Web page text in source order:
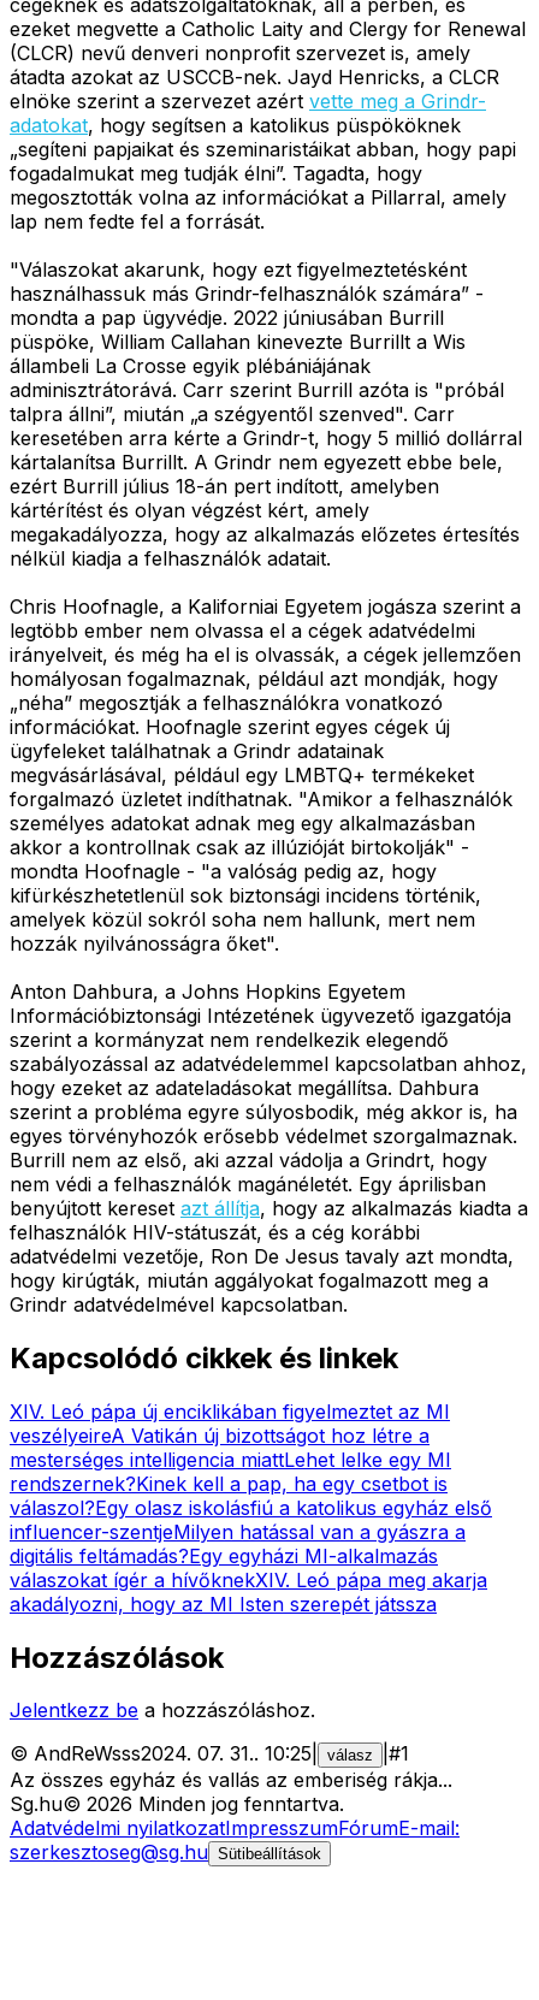
ezeket megvette a Catholic Laity and Clergy for Renewal
(CLCR) nevű denveri nonprofit szervezet is, amely
átadta azokat az USCCB-nek. Jayd Henricks, a CLCR
elnöke szerint a szervezet azért vette meg a Grindr-
adatokat, hogy segítsen a katolikus püspököknek
„segíteni papjaikat és szeminaristáikat abban, hogy papi
fogadalmukat meg tudják élni”. Tagadta, hogy
megosztották volna az információkat a Pillarral, amely
lap nem fedte fel a forrását.
"Válaszokat akarunk, hogy ezt figyelmeztetésként
használhassuk más Grindr-felhasználók számára” -
mondta a pap ügyvédje. 2022 júniusában Burrill
püspöke, William Callahan kinevezte Burrillt a Wis
állambeli La Crosse egyik plébániájának
adminisztrátorává. Carr szerint Burrill azóta is "próbál
talpra állni”, miután „a szégyentől szenved". Carr
keresetében arra kérte a Grindr-t, hogy 5 millió dollárral
kártalanítsa Burrillt. A Grindr nem egyezett ebbe bele,
ezért Burrill július 18-án pert indított, amelyben
kártérítést és olyan végzést kért, amely
megakadályozza, hogy az alkalmazás előzetes értesítés
nélkül kiadja a felhasználók adatait.
Chris Hoofnagle, a Kaliforniai Egyetem jogásza szerint a
legtöbb ember nem olvassa el a cégek adatvédelmi
irányelveit, és még ha el is olvassák, a cégek jellemzően
homályosan fogalmaznak, például azt mondják, hogy
„néha” megosztják a felhasználókra vonatkozó
információkat. Hoofnagle szerint egyes cégek új
ügyfeleket találhatnak a Grindr adatainak
megvásárlásával, például egy LMBTQ+ termékeket
forgalmazó üzletet indíthatnak. "Amikor a felhasználók
személyes adatokat adnak meg egy alkalmazásban
akkor a kontrollnak csak az illúzióját birtokolják" -
mondta Hoofnagle - "a valóság pedig az, hogy
kifürkészhetetlenül sok biztonsági incidens történik,
amelyek közül sokról soha nem hallunk, mert nem
hozzák nyilvánosságra őket".
Anton Dahbura, a Johns Hopkins Egyetem
Információbiztonsági Intézetének ügyvezető igazgatója
szerint a kormányzat nem rendelkezik elegendő
szabályozással az adatvédelemmel kapcsolatban ahhoz,
hogy ezeket az adateladásokat megállítsa. Dahbura
szerint a probléma egyre súlyosbodik, még akkor is, ha
egyes törvényhozók erősebb védelmet szorgalmaznak.
Burrill nem az első, aki azzal vádolja a Grindrt, hogy
nem védi a felhasználók magánéletét. Egy áprilisban
benyújtott kereset azt állítja, hogy az alkalmazás kiadta a
felhasználók HIV-státuszát, és a cég korábbi
adatvédelmi vezetője, Ron De Jesus tavaly azt mondta,
hogy kirúgták, miután aggályokat fogalmazott meg a
Grindr adatvédelmével kapcsolatban.
Kapcsolódó cikkek és linkek
XIV. Leó pápa új enciklikában figyelmeztet az MI
veszélyeireA Vatikán új bizottságot hoz létre a
mesterséges intelligencia miattLehet lelke egy MI
rendszernek?Kinek kell a pap, ha egy csetbot is
válaszol?Egy olasz iskolásfiú a katolikus egyház első
influencer-szentjeMilyen hatással van a gyászra a
digitális feltámadás?Egy egyházi MI-alkalmazás
válaszokat ígér a hívőknekXIV. Leó pápa meg akarja
akadályozni, hogy az MI Isten szerepét játssza
Hozzászólások
Jelentkezz be a hozzászóláshoz.
© AndReWsss2024. 07. 31.. 10:25 válasz #1
Az összes egyház és vallás az emberiség rákja...
Sg.hu© 2026 Minden jog fenntartva.
Adatvédelmi nyilatkozatImpresszumFórumE-mail:
szerkesztoseg@sg.hu Sütibeállítások